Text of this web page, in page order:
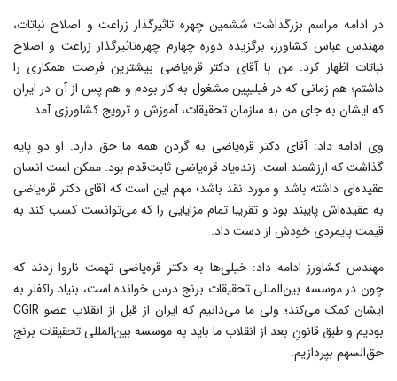
در ادامه مراسم بزرگداشت ششمین چهره تاثیرگذار زراعت و اصلاح نباتات،
مهندس عباس کشاورز، برگزیده دوره چهارم چهره‌تاثیرگذار زراعت و اصلاح
نباتات اظهار کرد: من با آقای دکتر قره‌یاضی بیشترین فرصت همکاری را
داشتم؛ هم زمانی که در فیلیپین مشغول به کار بودم و هم پس از آن در ایران
که ایشان به جای من به سازمان تحقیقات، آموزش و ترویج کشاورزی آمد.
وی ادامه داد: آقای دکتر قره‌یاضی به گردن همه ما حق دارد. او دو پایه
گذاشت که ارزشمند است. زنده‌یاد قره‌یاضی ثابت‌قدم بود. ممکن است انسان
عقیده‌ای داشته باشد و مورد نقد باشد؛ مهم این است که آقای دکتر قره‌یاضی
به عقیده‌اش پایبند بود و تقریبا تمام مزایایی را که می‌توانست کسب کند به
قیمت پایمردی خودش از دست داد.
مهندس کشاورز ادامه داد: خیلی‌ها به دکتر قره‌یاضی تهمت ناروا زدند که
چون در موسسه بین‌المللی تحقیقات برنج درس خوانده است، بنیاد راکفلر به
ایشان کمک می‌کند؛ ولی ما می‌دانیم که ایران از قبل از انقلاب عضو CGIR
بودیم و طبق قانونِ بعد از انقلاب ما باید به موسسه بین‌المللی تحقیقات برنج
حق‌السهم ‌بپردازیم.